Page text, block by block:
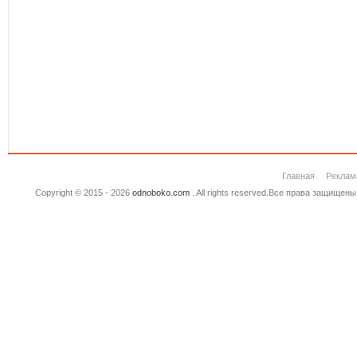
Главная
Copyright © 2015 - 2026 odnoboko.com. All rights reserved.Все права защищены.